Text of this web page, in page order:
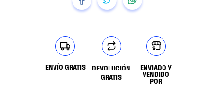
ENVÍO GRATIS
DEVOLUCIÓN
GRATIS
ENVIADO Y
VENDIDO
POR